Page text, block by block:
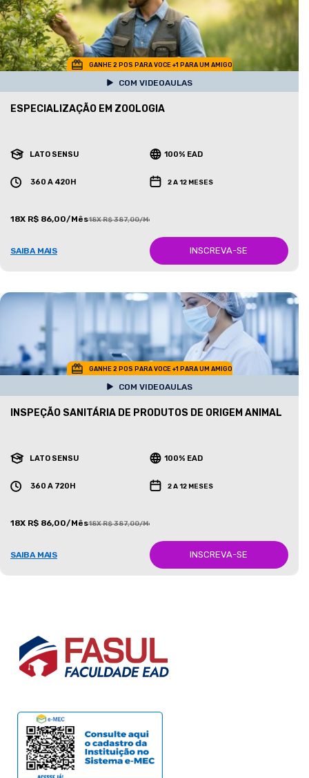
GANHE 2 POS PARA VOCE +1 PARA UM AMIGO
COM VIDEOAULAS
ESPECIALIZAÇÃO EM ZOOLOGIA
LATO SENSU 100% EAD
360 A 420H 2 A 12 MESES
18X R$ 86,00/Mês18X R$ 387,00/Mês
SAIBA MAIS INSCREVA-SE
GANHE 2 POS PARA VOCE +1 PARA UM AMIGO
COM VIDEOAULAS
INSPEÇÃO SANITÁRIA DE PRODUTOS DE ORIGEM ANIMAL
LATO SENSU 100% EAD
360 A 720H 2 A 12 MESES
18X R$ 86,00/Mês18X R$ 387,00/Mês
SAIBA MAIS INSCREVA-SE